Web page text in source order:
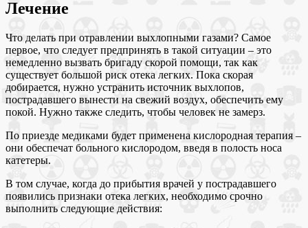
Лечение
Что делать при отравлении выхлопными газами? Самое
первое, что следует предпринять в такой ситуации – это
немедленно вызвать бригаду скорой помощи, так как
существует большой риск отека легких. Пока скорая
добирается, нужно устранить источник выхлопов,
пострадавшего вынести на свежий воздух, обеспечить ему
покой. Нужно также следить, чтобы человек не замерз.
По приезде медиками будет применена кислородная терапия –
они обеспечат больного кислородом, введя в полость носа
катетеры.
В том случае, когда до прибытия врачей у пострадавшего
появились признаки отека легких, необходимо срочно
выполнить следующие действия: